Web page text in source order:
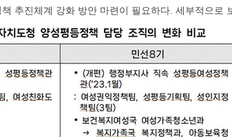
추진체계 강화 방안 마련이 필요하다. 세부적으로